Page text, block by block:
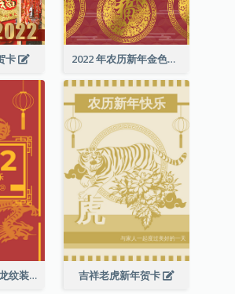
卡 2022 年农历新年金色贺卡
农历新年贺卡附龙纹装饰 吉祥老虎新年贺卡